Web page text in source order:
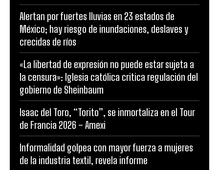
Alertan por fuertes lluvias en 23 estados de
México; hay riesgo de inundaciones, deslaves y
crecidas de ríos
«La libertad de expresión no puede estar sujeta a
la censura»: Iglesia católica critica regulación del
gobierno de Sheinbaum
Isaac del Toro, “Torito”, se inmortaliza en el Tour
de Francia 2026 – Amexi
Informalidad golpea con mayor fuerza a mujeres
de la industria textil, revela informe